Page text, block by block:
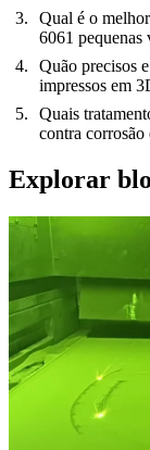
Qual é o
6061 pequenas
Quão precisos
impressos em
Quais
contra corrosão
Explorar